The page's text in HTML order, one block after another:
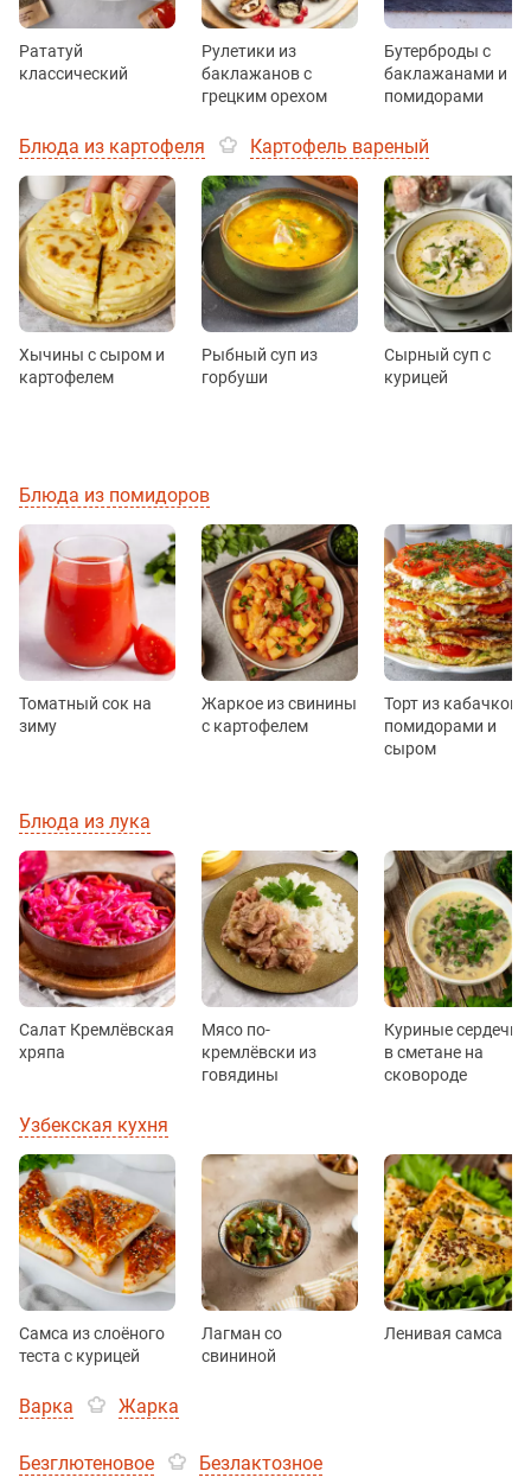
Рататуй
классический
Рулетики из
баклажанов c
грецким орехом
Бутерброды с
баклажанами и
помидорами
Блюда из картофеля Картофель вареный
Хычины с сыром и
картофелем
Рыбный суп из
горбуши
Сырный суп с
курицей
Блюда из помидоров
Томатный сок на
зиму
Жаркое из свинины
с картофелем
Торт из кабачков с
помидорами и
сыром
Блюда из лука
Салат Кремлёвская
хряпа
Мясо по-
кремлёвски из
говядины
Куриные сердечки
в сметане на
сковороде
Узбекская кухня
Самса из слоёного
теста с курицей
Лагман со
свининой
Ленивая самса
Варка Жарка
Безглютеновое Безлактозное